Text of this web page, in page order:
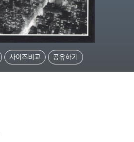
사이즈비교 공유하기